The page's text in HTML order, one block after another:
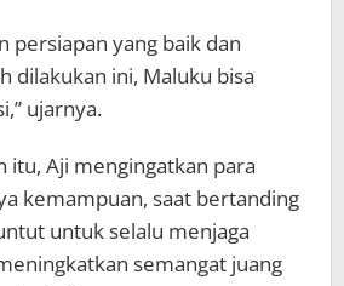
persiapan yang baik dan
dilakukan ini, Maluku bisa
ujarnya.
itu, Aji mengingatkan para
kemampuan, saat bertanding
untuk selalu menjaga
semangat juang